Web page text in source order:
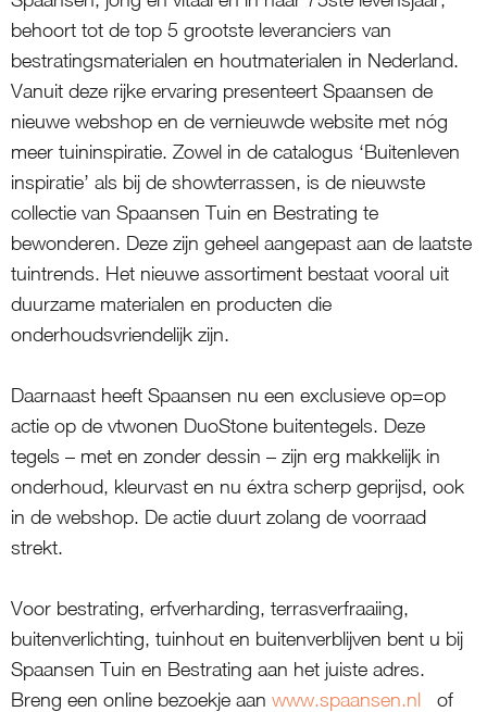
behoort tot de top 5 grootste leveranciers van
bestratingsmaterialen en houtmaterialen in Nederland.
Vanuit deze rijke ervaring presenteert Spaansen de
nieuwe webshop en de vernieuwde website met nóg
meer tuininspiratie. Zowel in de catalogus ‘Buitenleven
inspiratie’ als bij de showterrassen, is de nieuwste
collectie van Spaansen Tuin en Bestrating te
bewonderen. Deze zijn geheel aangepast aan de laatste
tuintrends. Het nieuwe assortiment bestaat vooral uit
duurzame materialen en producten die
onderhoudsvriendelijk zijn.
Daarnaast heeft Spaansen nu een exclusieve op=op
actie op de vtwonen DuoStone buitentegels. Deze
tegels – met en zonder dessin – zijn erg makkelijk in
onderhoud, kleurvast en nu éxtra scherp geprijsd, ook
in de webshop. De actie duurt zolang de voorraad
strekt.
Voor bestrating, erfverharding, terrasverfraaiing,
buitenverlichting, tuinhout en buitenverblijven bent u bij
Spaansen Tuin en Bestrating aan het juiste adres.
Breng een online bezoekje aan www.spaansen.nl
of